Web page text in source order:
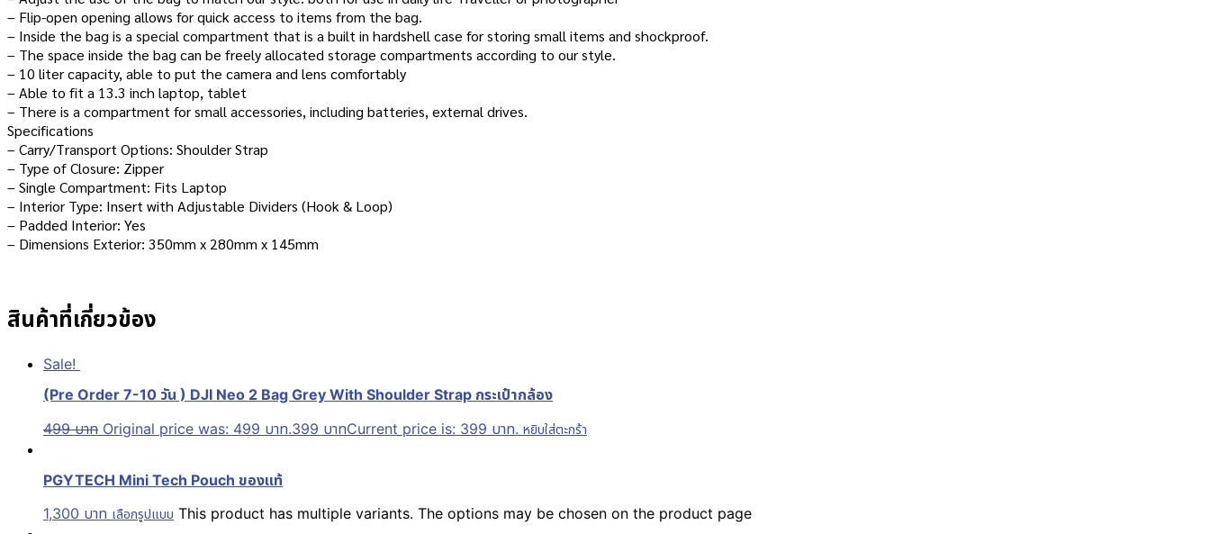
– Flip-open opening allows for quick access to items from the bag.
– Inside the bag is a special compartment that is a built in hardshell case for storing small items and shockproof.
– The space inside the bag can be freely allocated storage compartments according to our style.
– 10 liter capacity, able to put the camera and lens comfortably
– Able to fit a 13.3 inch laptop, tablet
– There is a compartment for small accessories, including batteries, external drives.
Specifications
– Carry/Transport Options: Shoulder Strap
– Type of Closure: Zipper
– Single Compartment: Fits Laptop
– Interior Type: Insert with Adjustable Dividers (Hook & Loop)
– Padded Interior: Yes
– Dimensions Exterior: 350mm x 280mm x 145mm
สินค้าที่เกี่ยวข้อง
Sale!
(Pre Order 7-10 วัน ) DJI Neo 2 Bag Grey With Shoulder Strap กระเป๋ากล้อง
499บาท Original price was: 499 บาท.399 บาทCurrent price is: 399 บาท. หยิบใส่ตะกร้า
PGYTECH Mini Tech Pouch ของแท้
1,300 บาท เลือกรูปแบบ This product has multiple variants. The options may be chosen on the product page